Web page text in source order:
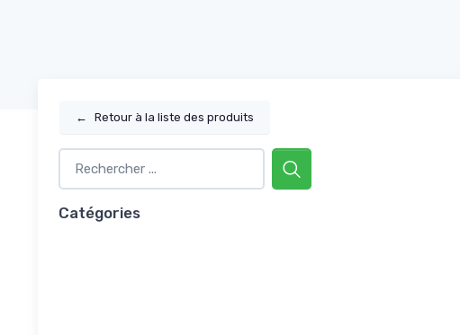
← Retour à la liste des produits
Catégories